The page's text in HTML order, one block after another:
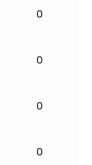
0
0
0
0